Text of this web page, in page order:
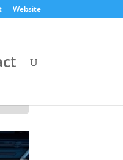
Website